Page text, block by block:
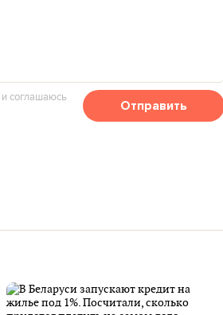
и соглашаюсь
Отправить